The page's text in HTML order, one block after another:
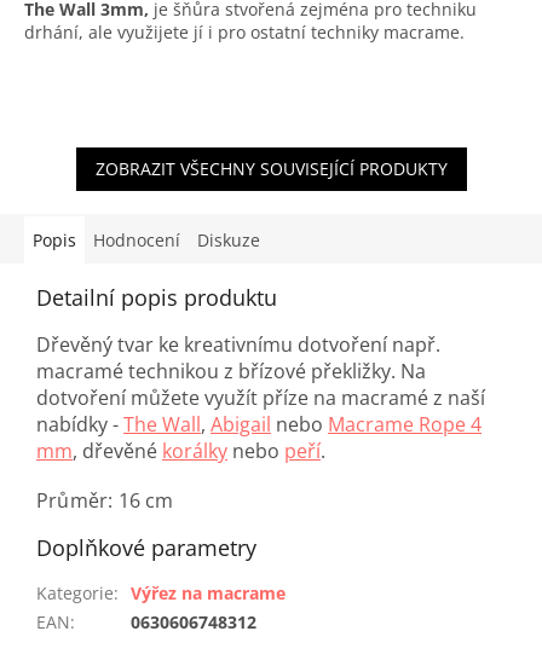
The Wall 3mm, je šňůra stvořená zejména pro techniku
drhání, ale využijete jí i pro ostatní techniky macrame.
ZOBRAZIT VŠECHNY SOUVISEJÍCÍ PRODUKTY
Popis Hodnocení Diskuze
Detailní popis produktu
Dřevěný tvar ke kreativnímu dotvoření např.
macramé technikou z břízové překližky. Na
dotvoření můžete využít příze na macramé z naší
nabídky -The Wall, Abigail nebo Macrame Rope 4
mm, dřevěné korálky nebo peří.
Průměr: 16 cm
Doplňkové parametry
Kategorie: Výřez na macrame
EAN: 0630606748312